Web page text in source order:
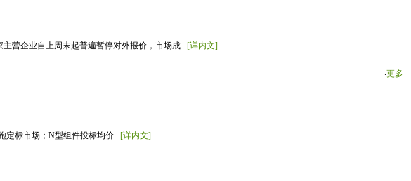
营企业自上周末起普遍暂停对外报价，市场成...[详内文]
‧更多
标市场；N型组件投标均价... [详内文]